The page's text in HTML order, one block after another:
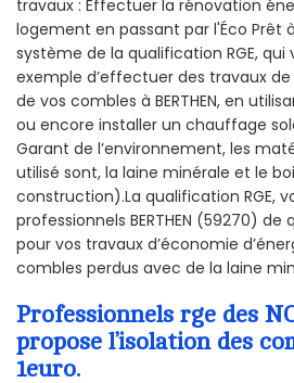
travaux : Effectuer la rénovation
logement en passant par l'Éco Prêt
système de la qualification RGE,
exemple d’effectuer des travaux de
de vos combles à BERTHEN, en
ou encore installer un chauffage
Garant de l’environnement, les
utilisé sont, la laine minérale et le
construction).La qualification RGE,
professionnels BERTHEN (59270)
pour vos travaux d’économie
combles perdus avec de la laine
Professionnels rge des
propose l’isolation des
1euro.